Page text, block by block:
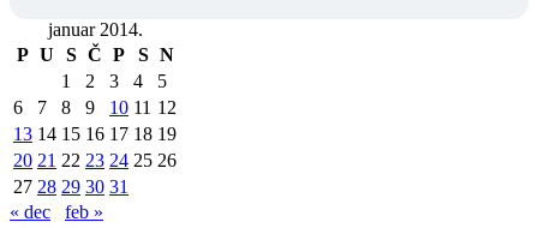
januar 2014.
P U S Č P S N
1
2 3 4
5
6
7 8 9 10 11 12
13 14 15 16 17 18 19
20 21 22 23 24 25 26
27 28 29 30 31
« dec
feb »